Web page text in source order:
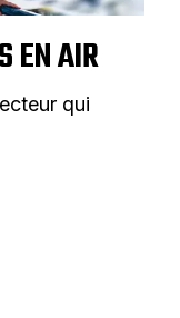
EN AIR
qui